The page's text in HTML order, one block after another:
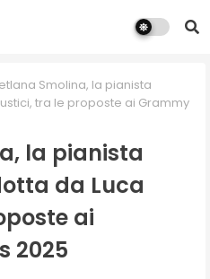
Smolina, la pianista
tra le proposte ai Grammy
la pianista
da Luca
ai
2025